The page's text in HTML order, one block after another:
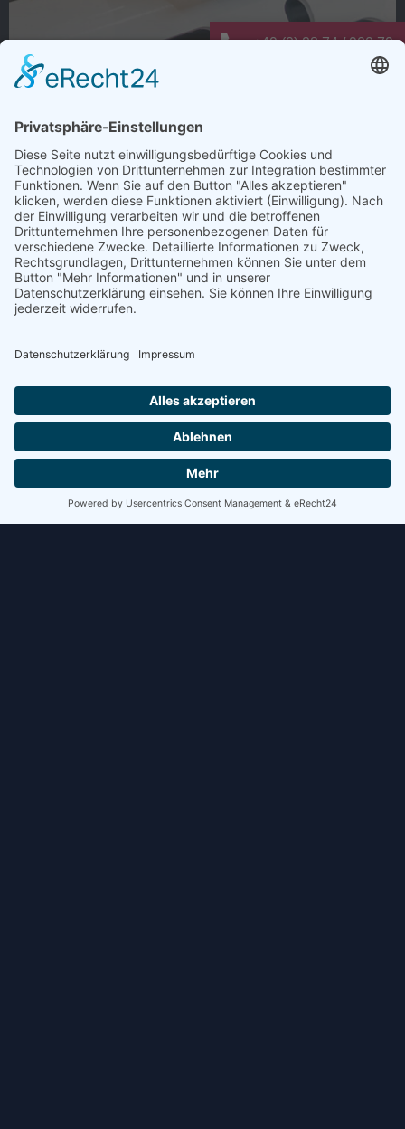
Warum dauert Ladungssicherung oft
länger als nötig?
Wie viele Arbeitsschritte entstehen bei der
Ladungssicherung nur deshalb, weil es schon immer so
gemacht wurde?
Anti-Rutsch-Matten zuschneiden, positionieren,
kontrollieren und regelmäßig ersetzen. Jeder einzelne
Schritt kostet Zeit. Bei mehreren Verladungen pro Tag
summiert sich das schnell.
8. Juli 2026
+49 (0) 28 74 / 900 79 -